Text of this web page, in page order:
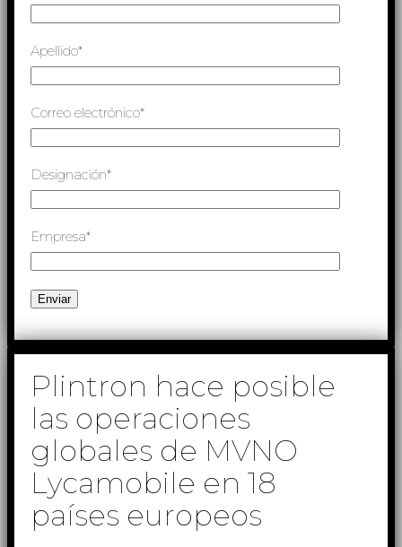
Apellido*
Correo electrónico*
Designación*
Empresa*
Plintron hace posible
las operaciones
globales de MVNO
Lycamobile en 18
países europeos